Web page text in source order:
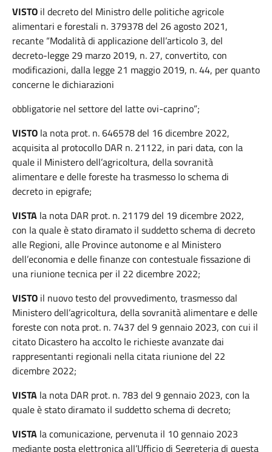
VISTO il decreto del Ministro delle politiche agricole
alimentari e forestali n. 379378 del 26 agosto 2021,
recante “Modalità di applicazione dell’articolo 3, del
decreto-legge 29 marzo 2019, n. 27, convertito, con
modificazioni, dalla legge 21 maggio 2019, n. 44, per quanto
concerne le dichiarazioni
obbligatorie nel settore del latte ovi-caprino”;
VISTO la nota prot. n. 646578 del 16 dicembre 2022,
acquisita al protocollo DAR n. 21122, in pari data, con la
quale il Ministero dell’agricoltura, della sovranità
alimentare e delle foreste ha trasmesso lo schema di
decreto in epigrafe;
VISTA la nota DAR prot. n. 21179 del 19 dicembre 2022,
con la quale è stato diramato il suddetto schema di decreto
alle Regioni, alle Province autonome e al Ministero
dell’economia e delle finanze con contestuale fissazione di
una riunione tecnica per il 22 dicembre 2022;
VISTO il nuovo testo del provvedimento, trasmesso dal
Ministero dell’agricoltura, della sovranità alimentare e delle
foreste con nota prot. n. 7437 del 9 gennaio 2023, con cui il
citato Dicastero ha accolto le richieste avanzate dai
rappresentanti regionali nella citata riunione del 22
dicembre 2022;
VISTA la nota DAR prot. n. 783 del 9 gennaio 2023, con la
quale è stato diramato il suddetto schema di decreto;
VISTA la comunicazione, pervenuta il 10 gennaio 2023
mediante posta elettronica all’Ufficio di Segreteria di questa